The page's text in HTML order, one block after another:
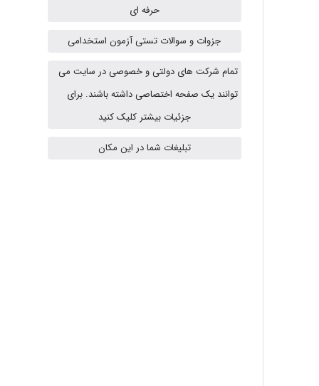
ehtesham
A.balandeh
حرفه ای
جزوات و سوالات تستی آزمون استخدامی
تمام شرکت های دولتی و خصوصی در سایت می
توانند یک صفحه اختصاصی داشته باشند. برای
جزئیات بیشتر کلیک کنید
تبلیغات شما در این مکان